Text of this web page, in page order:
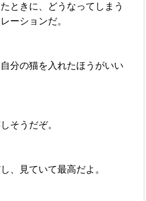
ときに、どうなってしまう
ーションだ。
分の猫を入れたほうがいい
そうだぞ。
、見ていて最高だよ。